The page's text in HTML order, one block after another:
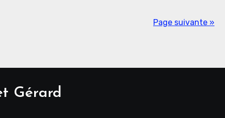
Page suivante »
Gérard